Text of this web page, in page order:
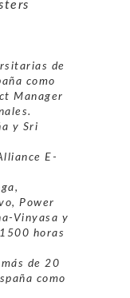
de
como
Manager
y Sri
E-
Power
Vinyasa y
horas
de 20
como